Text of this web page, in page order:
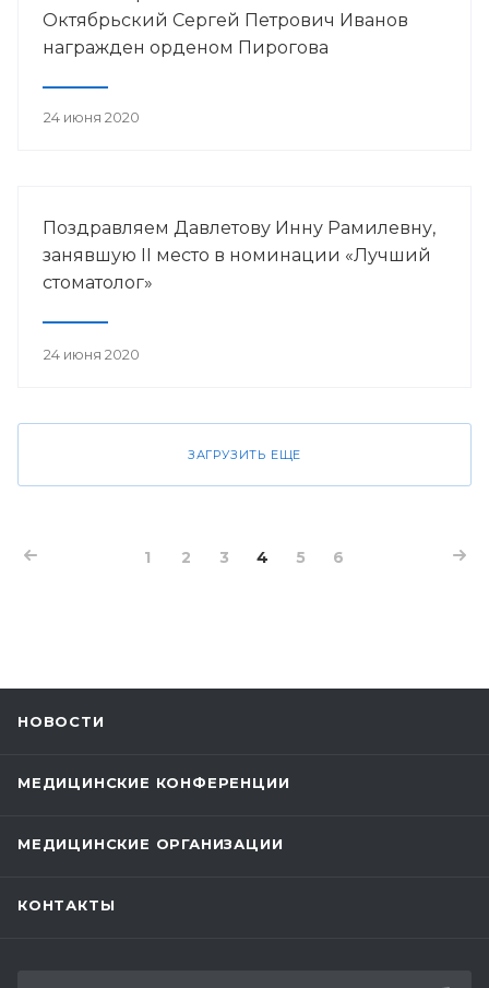
Октябрьский Сергей Петрович Иванов
награжден орденом Пирогова
24 июня 2020
Поздравляем Давлетову Инну Рамилевну,
занявшую II место в номинации «Лучший
стоматолог»
24 июня 2020
ЗАГРУЗИТЬ ЕЩЕ
1 2 3 4 5 6
НОВОСТИ
МЕДИЦИНСКИЕ КОНФЕРЕНЦИИ
МЕДИЦИНСКИЕ ОРГАНИЗАЦИИ
КОНТАКТЫ